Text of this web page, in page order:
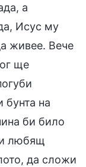
а
Исус му
живее. Вече
ще
бунта на
би било
любящ
да сложи